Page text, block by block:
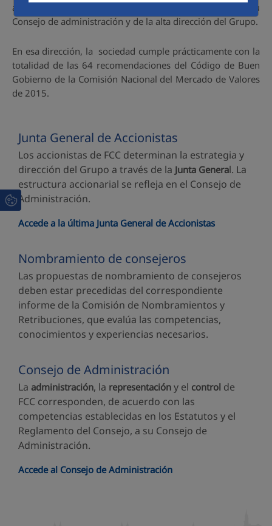
accionistas o al funcionamiento y competencias de su
Consejo de administración y de la alta dirección del Grupo.
En esa dirección, la sociedad cumple prácticamente con la
totalidad de las 64 recomendaciones del Código de Buen
Gobierno de la Comisión Nacional del Mercado de Valores
de 2015.
Junta General de Accionistas
Los accionistas de FCC determinan la estrategia y
dirección del Grupo a través de la Junta General. La
estructura accionarial se refleja en el Consejo de
Administración.
Accede a la última Junta General de Accionistas
Nombramiento de consejeros
Las propuestas de nombramiento de consejeros
deben estar precedidas del correspondiente
informe de la Comisión de Nombramientos y
Retribuciones, que evalúa las competencias,
conocimientos y experiencias necesarios.
Consejo de Administración
La administración, la representación y el control de
FCC corresponden, de acuerdo con las
competencias establecidas en los Estatutos y el
Reglamento del Consejo, a su Consejo de
Administración.
Accede al Consejo de Administración